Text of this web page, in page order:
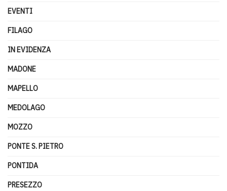
EVENTI
FILAGO
IN EVIDENZA
MADONE
MAPELLO
MEDOLAGO
MOZZO
PONTE S. PIETRO
PONTIDA
PRESEZZO